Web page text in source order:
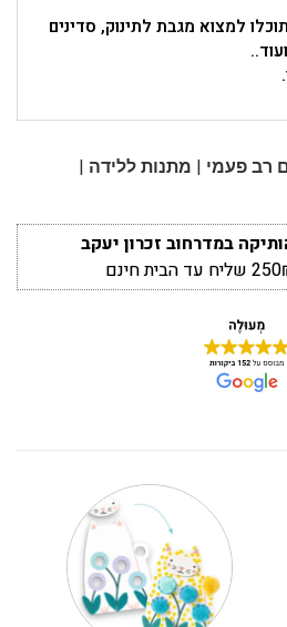
בין מוצרי סדרת LU&ME תוכלו למצוא מגבת לתינוק, סדינים
רב פעמי | מתנות ללידה |
במדרחוב זכרון יעקב